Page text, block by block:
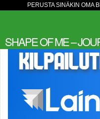
PERUSTA SINÄKIN OMA
SHAPE OF ME –